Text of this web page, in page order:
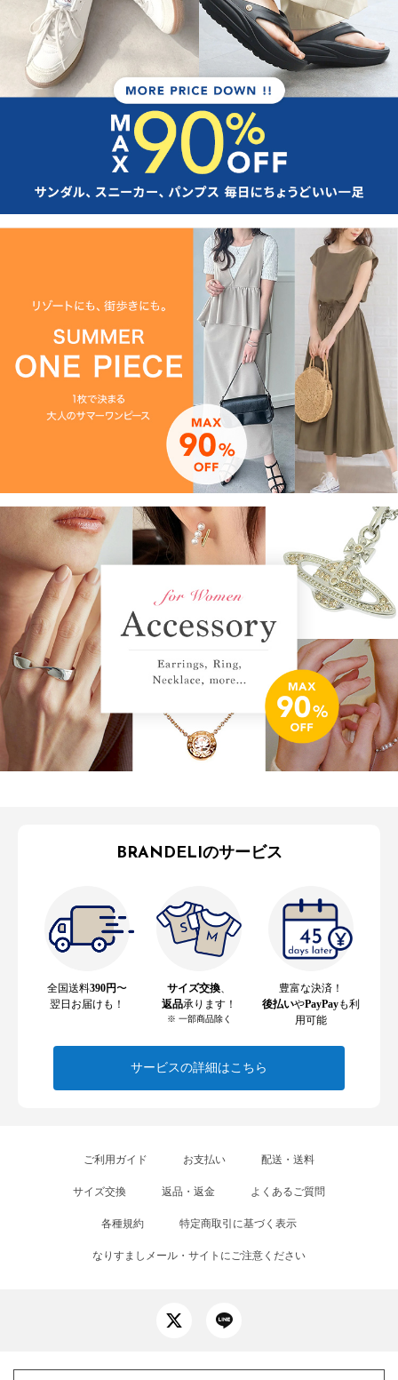
BRANDELIのサービス
全国送料390円〜
翌日お届けも！
サイズ交換、
返品承ります！
※ 一部商品除く
豊富な決済！
後払いやPayPayも利
用可能
サービスの詳細はこちら
ご利用ガイド お支払い 配送・送料
サイズ交換 返品・返金 よくあるご質問
各種規約 特定商取引に基づく表示
なりすましメール・サイトにご注意ください